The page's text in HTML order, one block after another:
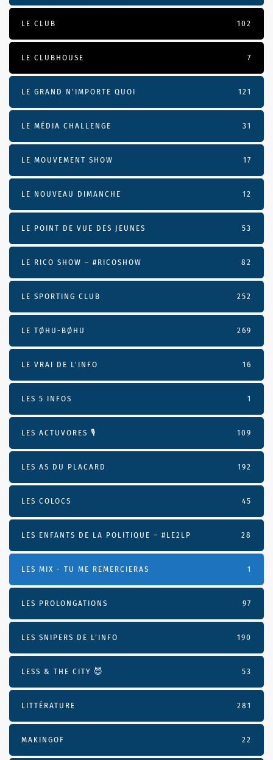
LE CLUB 102
LE CLUBHOUSE 7
LE GRAND N’IMPORTE QUOI 121
LE MÉDIA CHALLENGE 31
LE MOUVEMENT SHOW 17
LE NOUVEAU DIMANCHE 12
LE POINT DE VUE DES JEUNES 53
LE RICO SHOW – #RICOSHOW 82
LE SPORTING CLUB 252
LE TØHU-BØHU 269
LE VRAI DE L’INFO 16
LES 5 INFOS 1
LES ACTUVORES 🎙 109
LES AS DU PLACARD 192
LES COLOCS 45
LES ENFANTS DE LA POLITIQUE – #LE2LP 28
LES MIX - TU ME REMERCIERAS 1
LES PROLONGATIONS 97
LES SNIPERS DE L’INFO 190
LESS & THE CITY 😈 53
LITTÉRATURE 281
MAKINGOF 22